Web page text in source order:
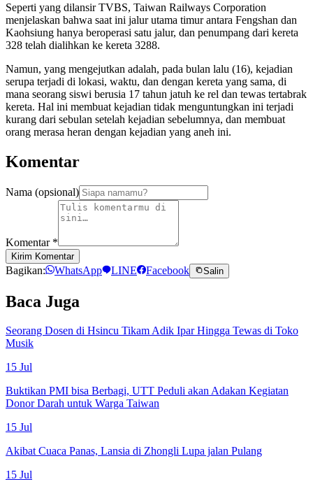
Seperti yang dilansir TVBS, Taiwan Railways Corporation
menjelaskan bahwa saat ini jalur utama timur antara Fengshan dan
Kaohsiung hanya beroperasi satu jalur, dan penumpang dari kereta
328 telah dialihkan ke kereta 3288.
Namun, yang mengejutkan adalah, pada bulan lalu (16), kejadian
serupa terjadi di lokasi, waktu, dan dengan kereta yang sama, di
mana seorang siswi berusia 17 tahun jatuh ke rel dan tewas tertabrak
kereta. Hal ini membuat kejadian tidak menguntungkan ini terjadi
kurang dari sebulan setelah kejadian sebelumnya, dan membuat
orang merasa heran dengan kejadian yang aneh ini.
Komentar
Nama (opsional)
Komentar *
Kirim Komentar
Bagikan: WhatsApp LINE Facebook Salin
Baca Juga
Seorang Dosen di Hsincu Tikam Adik Ipar Hingga Tewas di Toko
Musik
15 Jul
Buktikan PMI bisa Berbagi, UTT Peduli akan Adakan Kegiatan
Donor Darah untuk Warga Taiwan
15 Jul
Akibat Cuaca Panas, Lansia di Zhongli Lupa jalan Pulang
15 Jul